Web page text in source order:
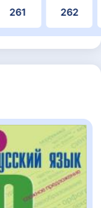
261 262